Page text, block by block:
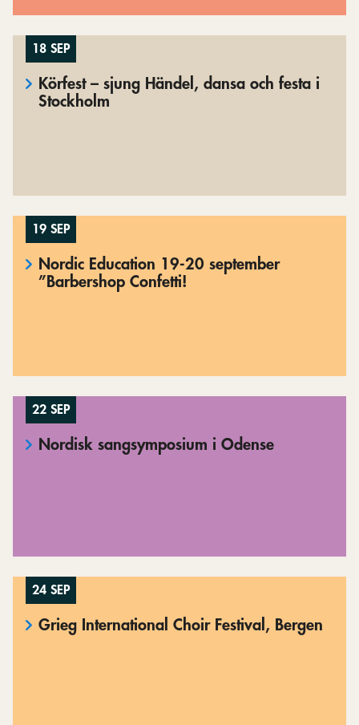
18 SEP
Körfest – sjung Händel, dansa och festa i
Stockholm
19 SEP
Nordic Education 19-20 september
”Barbershop Confetti!
22 SEP
Nordisk sangsymposium i Odense
24 SEP
Grieg International Choir Festival, Bergen